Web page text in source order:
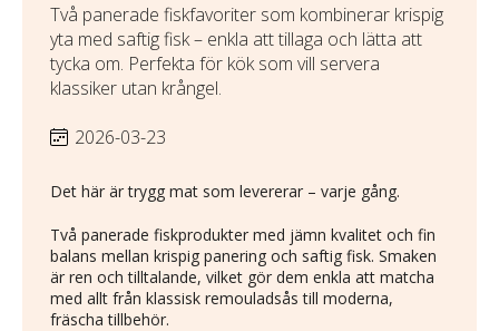
Två panerade fiskfavoriter som kombinerar krispig
yta med saftig fisk – enkla att tillaga och lätta att
tycka om. Perfekta för kök som vill servera
klassiker utan krångel.
2026-03-23
Det här är trygg mat som levererar – varje gång.
Två panerade fiskprodukter med jämn kvalitet och fin
balans mellan krispig panering och saftig fisk. Smaken
är ren och tilltalande, vilket gör dem enkla att matcha
med allt från klassisk remouladsås till moderna,
fräscha tillbehör.